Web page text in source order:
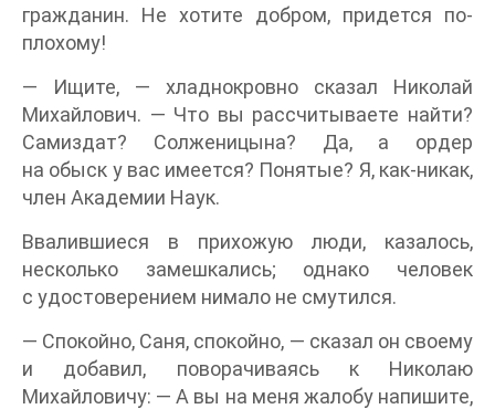
гражданин. Не хотите добром, придется по-
плохому!
— Ищите, — хладнокровно сказал Николай
Михайлович. — Что вы рассчитываете найти?
Самиздат? Солженицына? Да, а ордер
на обыск у вас имеется? Понятые? Я, как-никак,
член Академии Наук.
Ввалившиеся в прихожую люди, казалось,
несколько замешкались; однако человек
с удостоверением нимало не смутился.
— Спокойно, Саня, спокойно, — сказал он своему
и добавил, поворачиваясь к Николаю
Михайловичу: — А вы на меня жалобу напишите,